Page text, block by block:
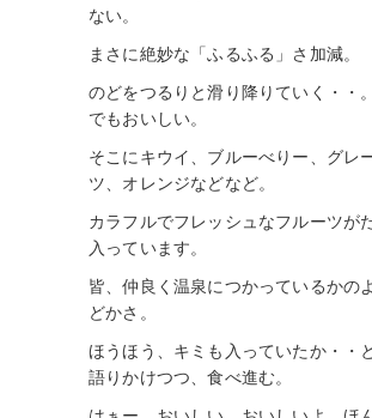
ない。
まさに絶妙な「ふるふる」さ加減。
のどをつるりと滑り降りていく・・
でもおいしい。
そこにキウイ、ブルーべりー、グレ
ツ、オレンジなどなど。
カラフルでフレッシュなフルーツが
入っています。
皆、仲良く温泉につかっているかの
どかさ。
ほうほう、キミも入っていたか・・
語りかけつつ、食べ進む。